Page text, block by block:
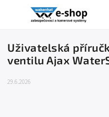
Uživatelská
ventilu Ajax
29.6.2026